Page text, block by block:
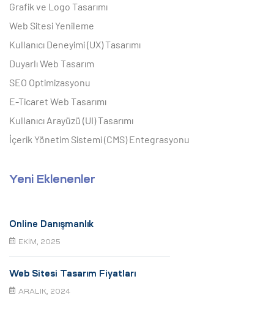
Grafik ve Logo Tasarımı
Web Sitesi Yenileme
Kullanıcı Deneyimi (UX) Tasarımı
Duyarlı Web Tasarım
SEO Optimizasyonu
E-Ticaret Web Tasarımı
Kullanıcı Arayüzü (UI) Tasarımı
İçerik Yönetim Sistemi (CMS) Entegrasyonu
Yeni Eklenenler
Online Danışmanlık
EKIM, 2025
Web Sitesi Tasarım Fiyatları
ARALIK, 2024